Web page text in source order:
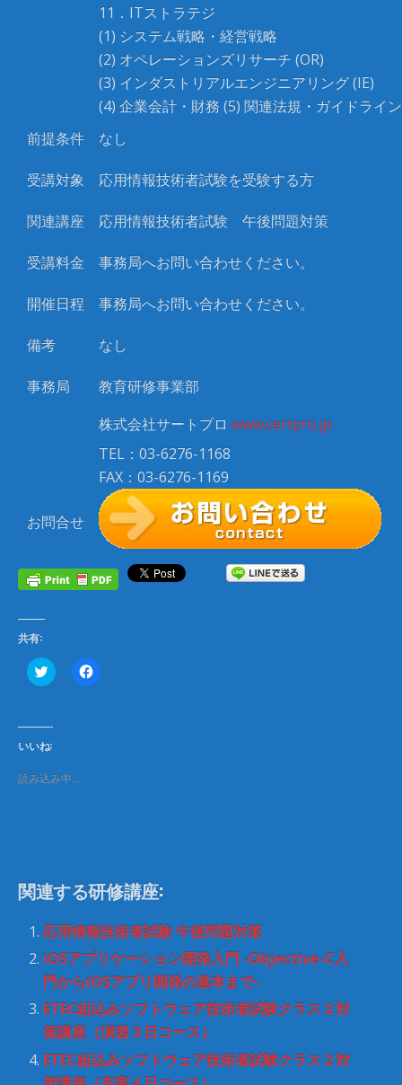
11．ITストラテジ
(1) システム戦略・経営戦略
(2) オペレーションズリサーチ (OR)
(3) インダストリアルエンジニアリング (IE)
(4) 企業会計・財務 (5) 関連法規・ガイドライ
前提条件
なし
受講対象 応用情報技術者試験を受験する方
関連講座 応用情報技術者試験 午後問題対策
受講料金 事務局へお問い合わせください。
開催日程 事務局へお問い合わせください。
備考 なし
事務局
教育研修事業部
株式会社サートプロ www.certpro.jp
TEL：03-6276-1168
FAX：03-6276-1169
お問合せ
共有:
ク
リ
て
T
w
t
t
い
ウ
ン
ド
ウ
で
開
き
す
)
F
a
ク
し
て
だ
さ
い
(
新
し
ウ
ィ
ン
ド
ウ
で
開
いいね:
読み込み中…
関連する研修講座:
応用情報技術者試験 午後問題対策
iOSアプリケーション開発入門 -Objective-C入
門からiOSアプリ開発の基本まで-
ETEC組込みソフトウェア技術者試験クラス２対
策講座（演習３日コース）
ETEC組込みソフトウェア技術者試験クラス２対